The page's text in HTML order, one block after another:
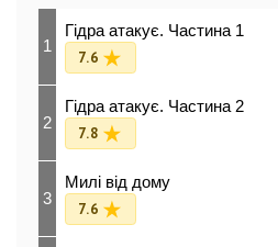
1
Гідра атакує. Частина 1
7.6
2
Гідра атакує. Частина 2
7.8
3
Милі від дому
7.6